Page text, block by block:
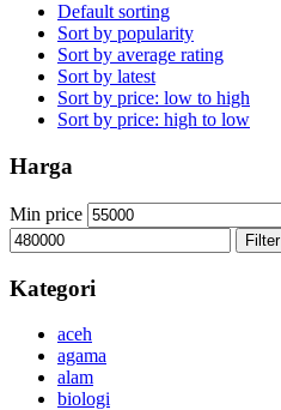
Default sorting
Sort by popularity
Sort by average rating
Sort by latest
Sort by price: low to high
Sort by price: high to low
Harga
Min price
Filter
Kategori
aceh
agama
alam
biologi